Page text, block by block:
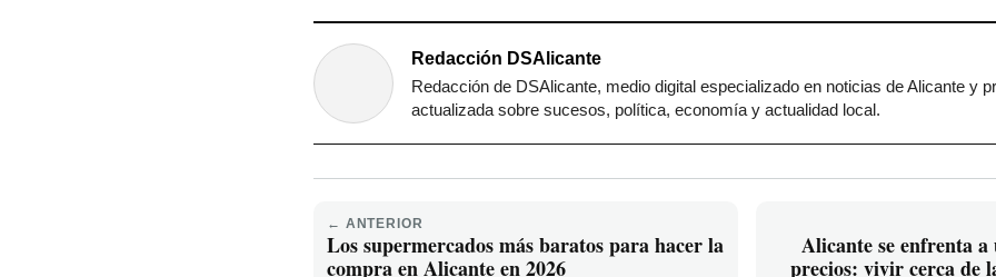
Redacción DSAlicante
Redacción de DSAlicante, medio digital especializado en noticias de Alicante y
actualizada sobre sucesos, política, economía y actualidad local.
← ANTERIOR
Los supermercados más baratos para hacer la
compra en Alicante en 2026
Alicante se enfrenta
precios: vivir cerca de